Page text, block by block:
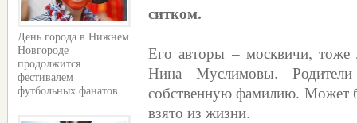
День города в Нижнем
Новгороде
продолжится
фестивалем
футбольных фанатов
ситком.
Его авторы – москвичи,
Нина Муслимовы.
собственную фамилию. Может
взято из жизни.